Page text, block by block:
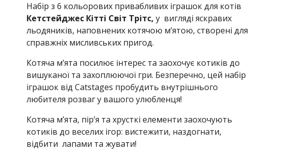
Набір з 6 кольорових привабливих іграшок для котів
Кетстейджес Кітті Світ Трітс, у вигляді яскравих
льодяників, наповнених котячою м’ятою, створені для
справжніх мисливських пригод.
Котяча м’ята посилює інтерес та заохочує котиків до
вишуканої та захоплюючої гри. Безперечно, цей набір
іграшок від Catstages пробудить внутрішнього
любителя розваг у вашого улюбленця!
Котяча м’ята, пір’я та хрусткі елементи заохочують
котиків до веселих ігор: вистежити, наздогнати,
відбити лапами та жувати!